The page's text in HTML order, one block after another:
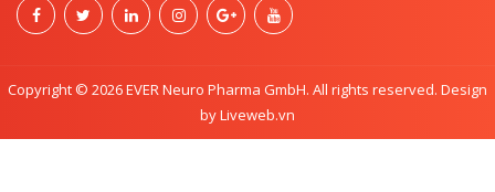
Copyright © 2026 EVER Neuro Pharma GmbH. All rights reserved. Design
by Liveweb.vn